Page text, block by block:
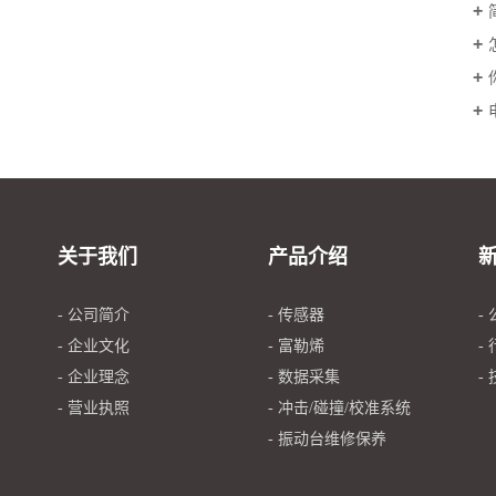
关于我们
- 公司简介
- 企业文化
- 企业理念
- 营业执照
产品介绍
- 传感器
- 富勒烯
- 数据采集
- 冲击/碰撞/校准系统
- 振动台维修保养
-
-
-